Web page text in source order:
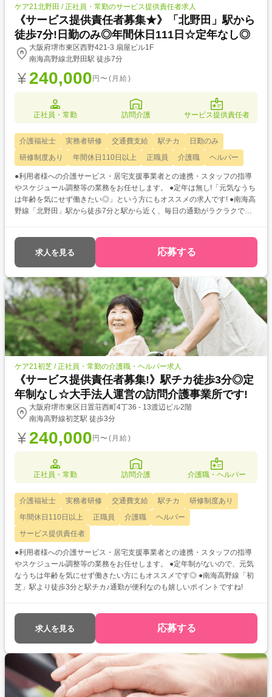
ケア21北野田 / 正社員・常勤のサービス提供責任者求人
《サービス提供責任者募集★》「北野田」駅から
徒歩7分!日勤のみ◎年間休日111日☆定年なし◎
大阪府堺市東区西野421-3 扇屋ビル1F
南海高野線北野田駅 徒歩7分
240,000 円〜(月給)
正社員・常勤 訪問介護 サービス提供責任者
介護福祉士 実務者研修 交通費支給 駅チカ
日勤のみ
研修制度あり
年間休日110日以上 正職員 介護職 ヘルパー
●利用者様への介護サービス・居宅支援事業者との連携・スタッフの指導
やスケジュール調整等の業務をお任せします。 ●定年は無し!「元気なうち
は年齢を気にせず働きたい◎」という方にもオススメの求人です! ●南海高
野線「北野田」駅から徒歩7分と駅から近く、毎日の通勤がラクラクです
求人を見る 応募する
ケア21初芝 / 正社員・常勤の介護職・ヘルパー求人
《サービス提供責任者募集!》駅チカ徒歩3分◎定
年制なし☆大手法人運営の訪問介護事業所です!
大阪府堺市東区日置荘西町4丁36 - 13渡辺ビル2階
南海高野線初芝駅 徒歩3分
240,000 円〜(月給)
正社員・常勤 訪問介護 介護職・ヘルパー
介護福祉士 実務者研修 交通費支給 駅チカ
研修制度あり
年間休日110日以上
正職員 介護職
ヘルパー
サービス提供責任者
●利用者様への介護サービス・居宅支援事業者との連携・スタッフの指導
やスケジュール調整等の業務をお任せします。 ●定年制がないので、元気
なうちは年齢を気にせず働きたい方にもオススメです◎ ●南海高野線「初
芝」駅より徒歩3分と駅チカ♪通勤が便利なのも嬉しいポイントですね!
求人を見る 応募する